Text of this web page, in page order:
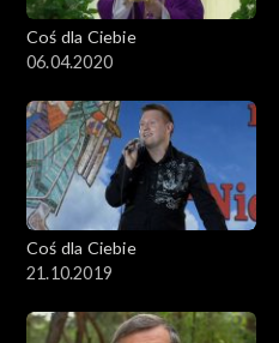
Coś dla Ciebie
06.04.2020
Coś dla Ciebie
21.10.2019